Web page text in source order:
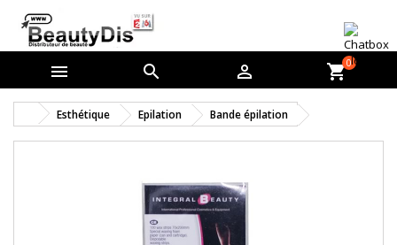
   shopping_cart0
Esthétique Epilation Bande épilation